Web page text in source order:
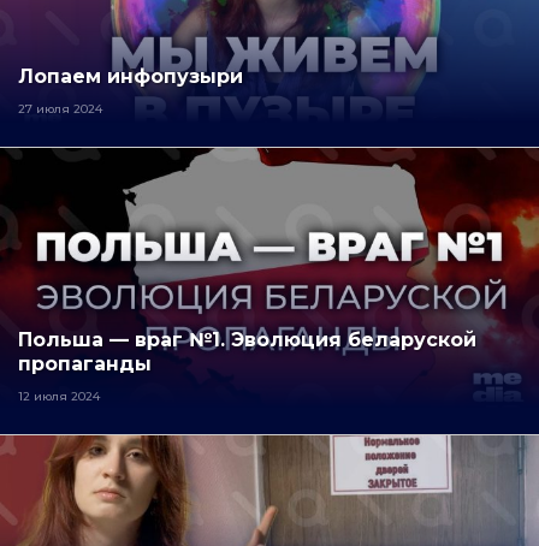
Лопаем инфопузыри
27 июля 2024
Польша — враг №1. Эволюция беларуской
пропаганды
12 июля 2024